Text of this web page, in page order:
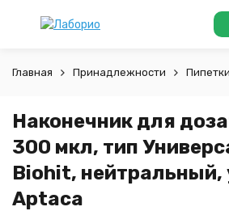
Главная Принадлежности Пипетки
Наконечник для
300 мкл, тип
Biohit, нейтральный,
Aptaca